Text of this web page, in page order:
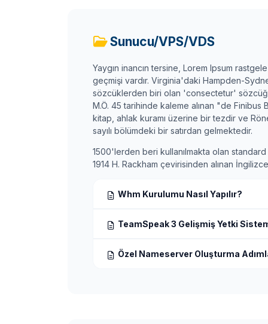
Sunucu/VPS/VDS
Yaygın inancın tersine, Lorem Ipsum
geçmişi vardır. Virginia'daki Hampden-
sözcüklerden biri olan 'consectetur'
M.Ö. 45 tarihinde kaleme alınan "de Finibus
kitap, ahlak kuramı üzerine bir tezdir ve
sayılı bölümdeki bir satırdan gelmektedir.
1500'lerden beri kullanılmakta olan
1914 H. Rackham çevirisinden alınan
Whm Kurulumu Nasıl Yapılır?
TeamSpeak 3 Gelişmiş Yetki
Özel Nameserver Oluşturma